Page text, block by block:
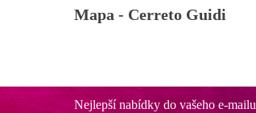
Mapa - Cerreto Guidi
Nejlepší nabídky do vašeho e-mailu